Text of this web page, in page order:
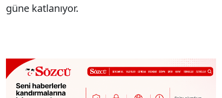
güne katlanıyor.